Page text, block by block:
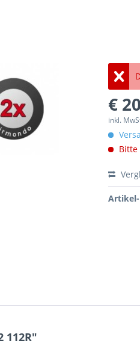
€
inkl.
Bitte
112R"